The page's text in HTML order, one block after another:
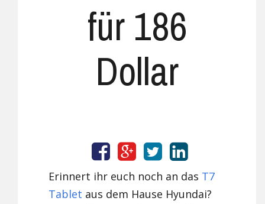
für 186
Dollar
Erinnert ihr euch noch an das T7
Tablet aus dem Hause Hyundai?